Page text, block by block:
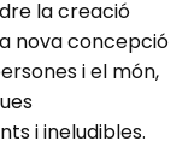
la creació
nova concepció
i el món,
i ineludibles.